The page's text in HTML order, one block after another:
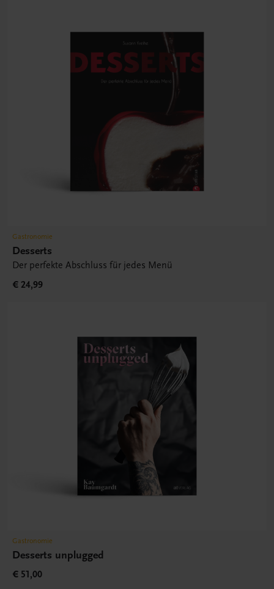
Gastronomie
Desserts
Der perfekte Abschluss für jedes Menü
€ 24,99
Gastronomie
Desserts unplugged
€ 51,00